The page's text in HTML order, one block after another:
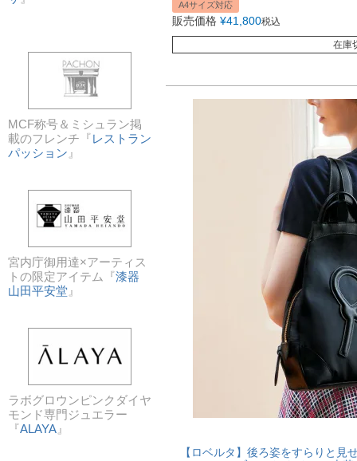
MCF称号＆ミシュラン掲
載のフレンチ『レストラン
パッション 』
宮内庁御用達×アーティス
トの限定アイテム『漆器
山田平安堂 』
ラボグロウンピンクダイヤ
モンド専門ジュエラー
『ALAYA 』
A4サイズ対応
販売価格 ¥41,800税込
在庫
【ロベルタ】後ろ姿をすらりと見